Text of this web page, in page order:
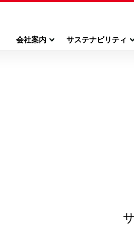
会社案内 サステナビリティ